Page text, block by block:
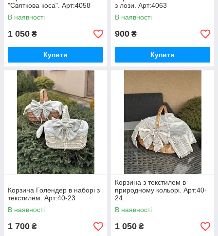
"Святкова коса". Арт:4058
В наявності
1 050 ₴
Купити
з лози. Арт:4063
В наявності
900 ₴
Купити
Корзина Голендер в наборі з
текстилем. Арт:40-23
В наявності
1 700 ₴
Корзина з текстилем в
природному кольорі. Арт:40-
24
В наявності
1 050 ₴